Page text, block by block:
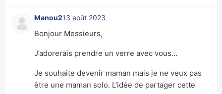
Manou213 août 2023
Bonjour Messieurs,
J’adorerais prendre un verre avec vous…
Je souhaite devenir maman mais je ne veux pas
être une maman solo. L’idée de partager cette